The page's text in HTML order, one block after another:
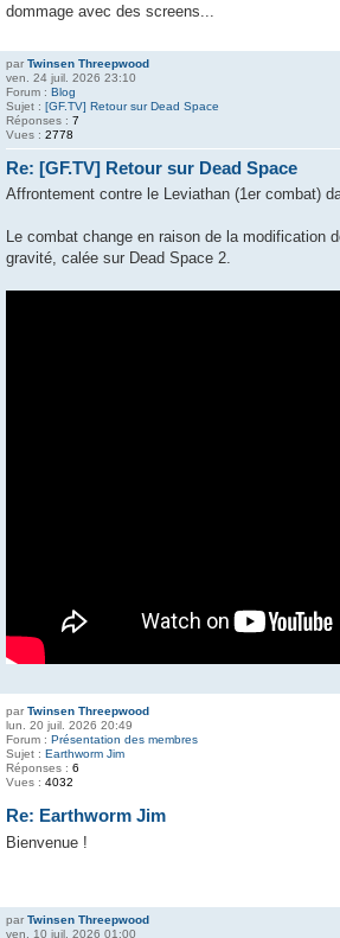
dommage avec des screens...
par Twinsen Threepwood
ven. 24 juil. 2026 23:10
Forum : Blog
Sujet : [GF.TV] Retour sur Dead Space
Réponses : 7
Vues : 2778
Re: [GF.TV] Retour sur Dead Space
Affrontement contre le Leviathan (1er combat)
Le combat change en raison de la modification
gravité, calée sur Dead Space 2.
par Twinsen Threepwood
lun. 20 juil. 2026 20:49
Forum : Présentation des membres
Sujet : Earthworm Jim
Réponses : 6
Vues : 4032
Re: Earthworm Jim
Bienvenue !
par Twinsen Threepwood
ven. 10 juil. 2026 01:00